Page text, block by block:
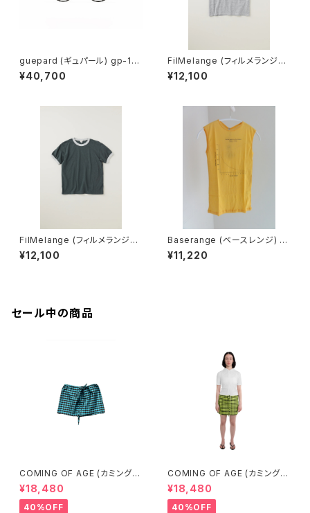
guepard (ギュパール) gp-11
noir cristal (clear lens) メガ
ネ
¥40,700
FilMelange (フィルメランジェ)
EMMA / エマ VINTAGE TENJ
IKU (champione melange)
¥12,100
FilMelange (フィルメランジェ)
EMMA / エマ VINTAGE TENJ
IKU (charcoal khaki)
¥12,100
Baserange (ベースレンジ) U
NSEEN TANK (MORUS BEIG
E)
¥11,220
セール中の商品
COMING OF AGE (カミングオ
ブエイジ) DRAWSTRING MIN
I SKIRT（GINGHAM TURQU
OISE/BROWN）
¥18,480
40%OFF
COMING OF AGE (カミングオ
ブエイジ) DRAWSTRING MIN
I SKIRT (GINGHAM LIME/BL
ACK）
¥18,480
40%OFF